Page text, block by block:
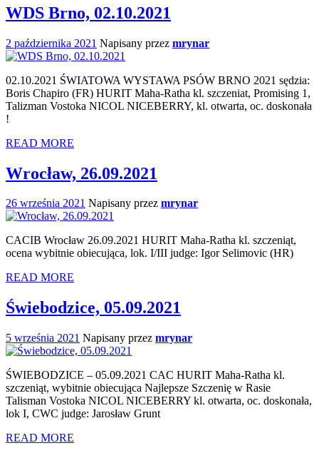
WDS Brno, 02.10.2021
2 października 2021 Napisany przez mrynar
02.10.2021 ŚWIATOWA WYSTAWA PSÓW BRNO 2021 sędzia:
Boris Chapiro (FR) HURIT Maha-Ratha kl. szczeniat, Promising 1,
Talizman Vostoka NICOL NICEBERRY, kl. otwarta, oc. doskonała
!
READ MORE
Wrocław, 26.09.2021
26 września 2021 Napisany przez mrynar
CACIB Wrocław 26.09.2021 HURIT Maha-Ratha kl. szczeniąt,
ocena wybitnie obiecująca, lok. I/III judge: Igor Selimovic (HR)
READ MORE
Świebodzice, 05.09.2021
5 września 2021 Napisany przez mrynar
ŚWIEBODZICE – 05.09.2021 CAC HURIT Maha-Ratha kl.
szczeniąt, wybitnie obiecująca Najlepsze Szczenię w Rasie
Talisman Vostoka NICOL NICEBERRY kl. otwarta, oc. doskonała,
lok I, CWC judge: Jarosław Grunt
READ MORE